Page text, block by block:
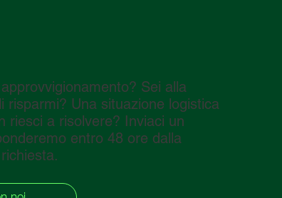
Sei alla
risparmi? Una situazione logistica
riesci a risolvere? Inviaci un
entro 48 ore dalla